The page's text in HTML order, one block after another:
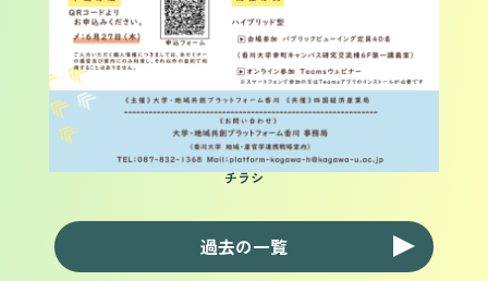
チラシ
過去の一覧